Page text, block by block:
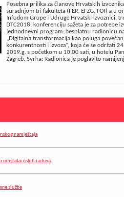
Posebna prilika za članove Hrvatskih
suradnjom tri fakulteta (FER, EFZG, FOI) a u
Infodom Grupe i Udruge Hrvatski izvoznici,
DTC2018. konferenciju sažeta je za potrebe
jednodnevni program: besplatnu radionicu
„Digitalna transformacija kao poluga
konkurentnosti i izvoza“, koja će se održati
2019.g. s početkom u 10.00 sati, u hotelu
Zagreb. Svrha: Radionica je poglavito
namještaja
radova
službe